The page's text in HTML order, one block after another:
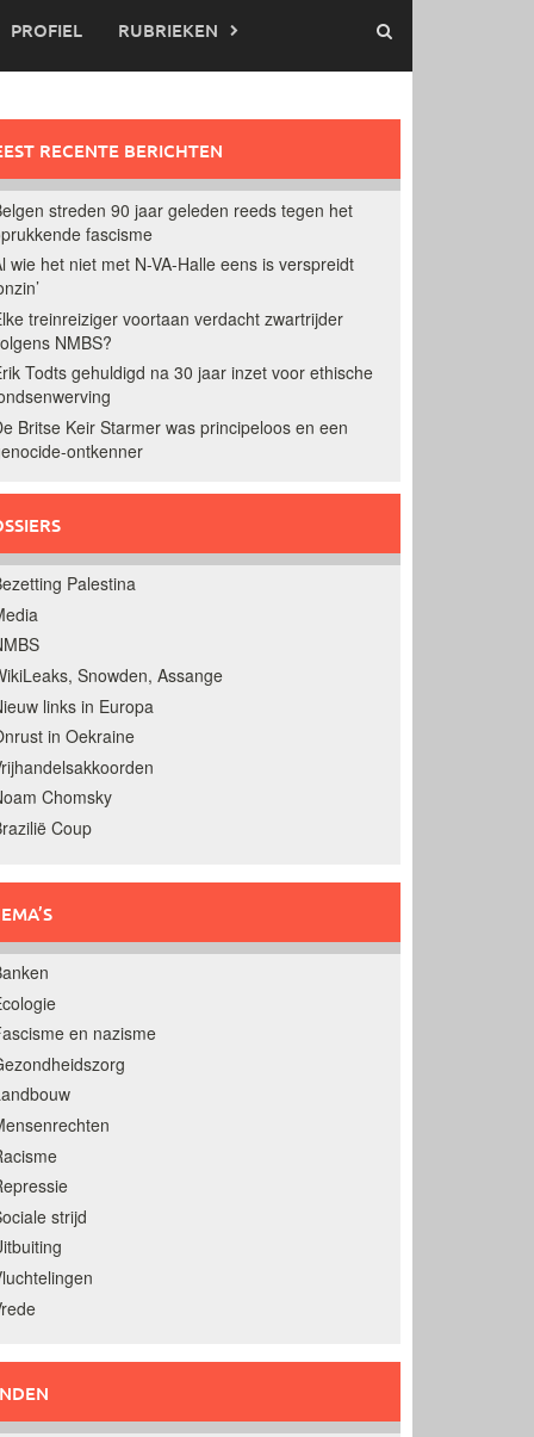
PROFIEL RUBRIEKEN
RECENTE BERICHTEN
streden 90 jaar geleden reeds tegen het
fascisme
wie het niet met N-VA-Halle eens is verspreidt
treinreiziger voortaan verdacht zwartrijder
NMBS?
Todts gehuldigd na 30 jaar inzet voor ethische
Britse Keir Starmer was principeloos en een
ontkenner
Palestina
Snowden, Assange
links in Europa
in Oekraine
Chomsky
Coup
en nazisme
strijd